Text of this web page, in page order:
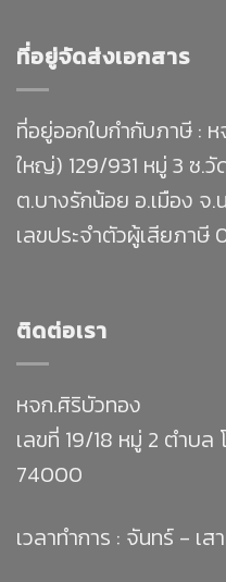
ที่อยู่จัดส่งเอกสาร
ที่อยู่ออกใบกำกับภาษี :
ใหญ่) 129/931 หมู่ 3 ซ.
ต.บางรักน้อย อ.เมือง จ.
เลขประจำตัวผู้เสียภาษี
ติดต่อเรา
หจก.ศิริบัวทอง
เลขที่ 19/18 หมู่ 2 ตำบล
74000
เวลาทำการ : จันทร์ - เ